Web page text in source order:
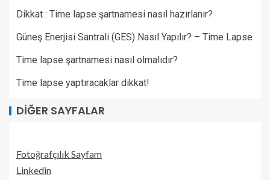
Dikkat : Time lapse şartnamesi nasıl hazırlanır?
Güneş Enerjisi Santrali (GES) Nasıl Yapılır? – Time Lapse
Time lapse şartnamesi nasıl olmalıdır?
Time lapse yaptıracaklar dikkat!
DIĞER SAYFALAR
Fotoğrafçılık Sayfam
Linkedin